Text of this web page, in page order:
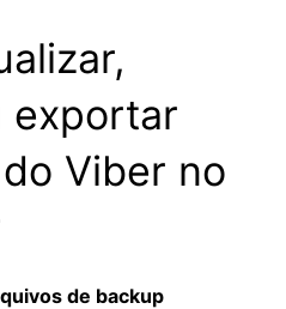
exportar
Viber no
de backup